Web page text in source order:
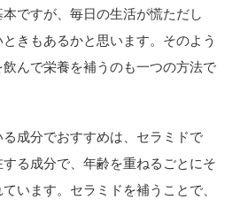
ですが、毎日の生活が慌ただし
きもあるかと思います。そのよう
んで栄養を補うのも一つの方法で
成分でおすすめは、セラミドで
る成分で、年齢を重ねるごとにそ
います。セラミドを補うことで、